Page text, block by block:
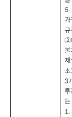
5.
가
규
②
불
제
초
3
투
는
1.